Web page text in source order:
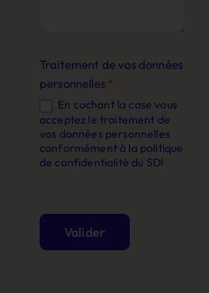
Traitement de vos données
personnelles *
En cochant la case vous
acceptez le traitement de
vos données personnelles
conformément à la politique
de confidentialité du SDI
Valider